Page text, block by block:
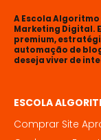
A Escola
Marketing Digital.
premium,
automação de
deseja viver de
ESCOLA
Comprar Site